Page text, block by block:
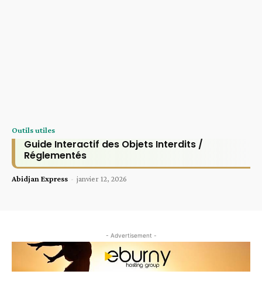
Outils utiles
Guide Interactif des Objets Interdits /
Réglementés
Abidjan Express - janvier 12, 2026
- Advertisement -